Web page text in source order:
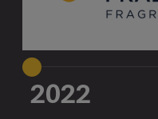
2022